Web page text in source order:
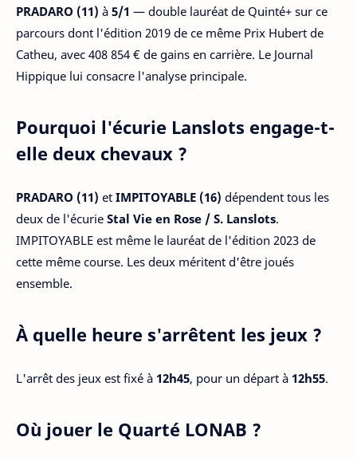
PRADARO (11) à 5/1 — double lauréat de Quinté+ sur ce
parcours dont l'édition 2019 de ce même Prix Hubert de
Catheu, avec 408 854 € de gains en carrière. Le Journal
Hippique lui consacre l'analyse principale.
Pourquoi l'écurie Lanslots engage-t-
elle deux chevaux ?
PRADARO (11) et IMPITOYABLE (16) dépendent tous les
deux de l'écurie Stal Vie en Rose / S. Lanslots.
IMPITOYABLE est même le lauréat de l'édition 2023 de
cette même course. Les deux méritent d'être joués
ensemble.
À quelle heure s'arrêtent les jeux ?
L'arrêt des jeux est fixé à 12h45, pour un départ à 12h55.
Où jouer le Quarté LONAB ?